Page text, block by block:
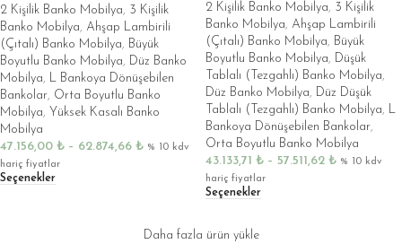
2 Kişilik Banko Mobilya, 3 Kişilik
Banko Mobilya, Ahşap Lambirili
(Çıtalı) Banko Mobilya, Büyük
Boyutlu Banko Mobilya, Düz Banko
Mobilya, L Bankoya Dönüşebilen
Bankolar, Orta Boyutlu Banko
Mobilya, Yüksek Kasalı Banko
Mobilya
47.156,00 ₺ – 62.874,66 ₺ % 10 kdv
hariç fiyatlar
Seçenekler
2 Kişilik Banko Mobilya, 3 Kişilik
Banko Mobilya, Ahşap Lambirili
(Çıtalı) Banko Mobilya, Büyük
Boyutlu Banko Mobilya, Düşük
Tablalı (Tezgahlı) Banko Mobilya,
Düz Banko Mobilya, Düz Düşük
Tablalı (Tezgahlı) Banko Mobilya, L
Bankoya Dönüşebilen Bankolar,
Orta Boyutlu Banko Mobilya
43.133,71 ₺ – 57.511,62 ₺ % 10 kdv
hariç fiyatlar
Seçenekler
Daha fazla ürün yükle